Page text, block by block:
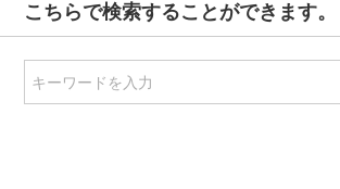
こちらで検索することができます。
キーワードを入力